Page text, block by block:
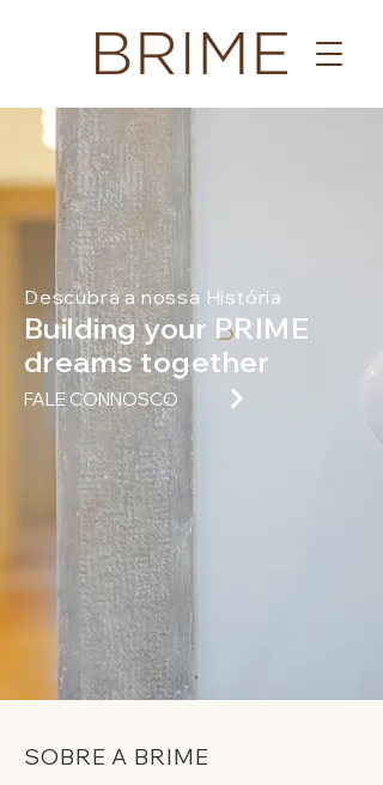
Descubra a nossa História
B
Building your PRIME
dreams together
FALE CONNOSCO
SOBRE A BRIME